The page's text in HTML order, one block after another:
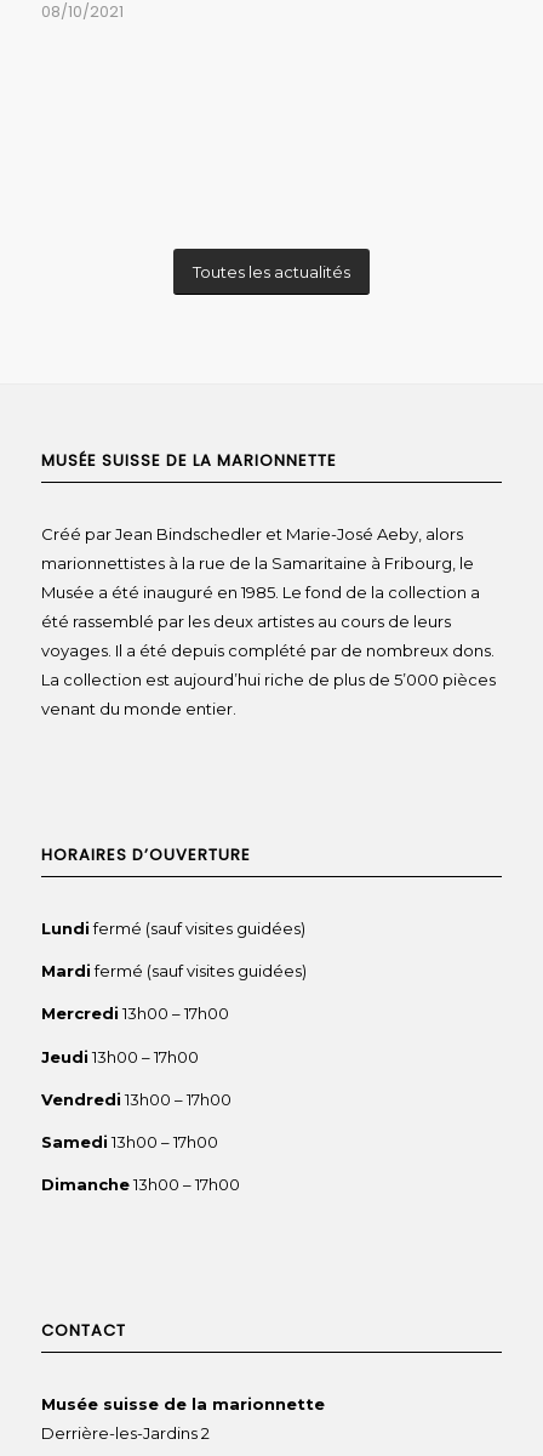
08/10/2021
Toutes les actualités
MUSÉE SUISSE DE LA MARIONNETTE
Créé par Jean Bindschedler et Marie-José Aeby, alors
marionnettistes à la rue de la Samaritaine à Fribourg, le
Musée a été inauguré en 1985. Le fond de la collection a
été rassemblé par les deux artistes au cours de leurs
voyages. Il a été depuis complété par de nombreux dons.
La collection est aujourd’hui riche de plus de 5’000 pièces
venant du monde entier.
HORAIRES D’OUVERTURE
Lundifermé (sauf visites guidées)
Mardifermé (sauf visites guidées)
Mercredi13h00 – 17h00
Jeudi13h00 – 17h00
Vendredi13h00 – 17h00
Samedi13h00 – 17h00
Dimanche13h00 – 17h00
CONTACT
Musée suisse de la marionnette
Derrière-les-Jardins 2